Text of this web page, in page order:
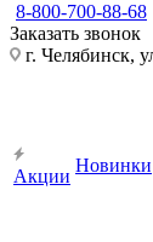
8-800-700-88-68
Заказать звонок
г. Челябинск,
Акции
Новинки